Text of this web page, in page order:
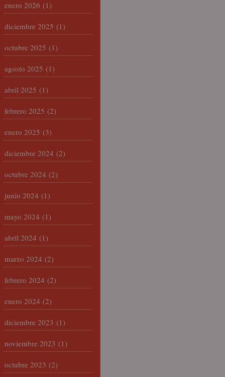
enero 2026 (1)
diciembre 2025 (1)
octubre 2025 (1)
agosto 2025 (1)
abril 2025 (1)
febrero 2025 (2)
enero 2025 (3)
diciembre 2024 (2)
octubre 2024 (2)
junio 2024 (1)
mayo 2024 (1)
abril 2024 (1)
marzo 2024 (2)
febrero 2024 (2)
enero 2024 (2)
diciembre 2023 (1)
noviembre 2023 (1)
octubre 2023 (2)